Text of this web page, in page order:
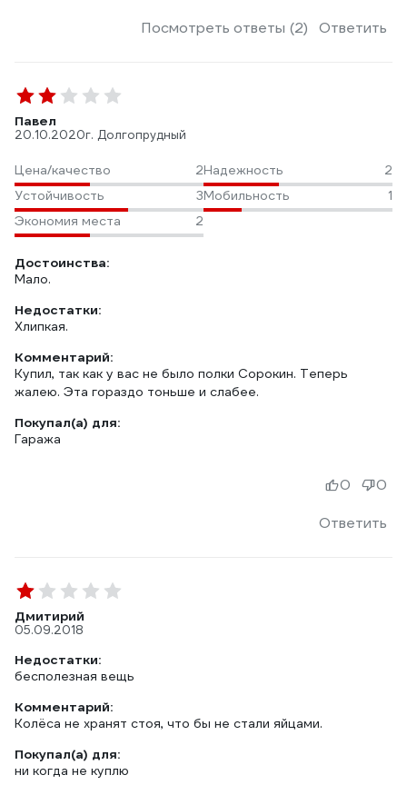
Посмотреть ответы (2) Ответить
Павел
20.10.2020г. Долгопрудный
Цена/качество 2Надежность
2
Устойчивость
3Мобильность
1
Экономия места
2
Достоинства:
Мало.
Недостатки:
Хлипкая.
Комментарий:
Купил, так как у вас не было полки Сорокин. Теперь
жалею. Эта гораздо тоньше и слабее.
Покупал(а) для:
Гаража
Ответить
0 0
Дмитирий
05.09.2018
Недостатки:
бесполезная вещь
Комментарий:
Колёса не хранят стоя, что бы не стали яйцами.
Покупал(а) для:
ни когда не куплю